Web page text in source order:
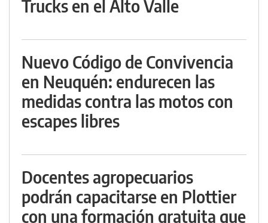
Trucks en el Alto Valle
Nuevo Código de Convivencia
en Neuquén: endurecen las
medidas contra las motos con
escapes libres
Docentes agropecuarios
podrán capacitarse en Plottier
con una formación gratuita que